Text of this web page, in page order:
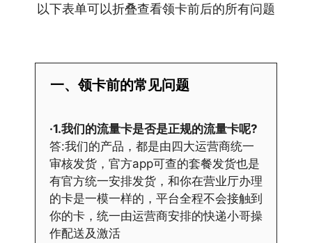
以下表单可以折叠查看领卡前后的所有问题
一、领卡前的常见问题
·1.我们的流量卡是否是正规的流量卡呢?
答:我们的产品，都是由四大运营商统一
审核发货，官方app可查的套餐发货也是
有官方统一安排发货，和你在营业厅办理
的卡是一模一样的，平台全程不会接触到
你的卡，统一由运营商安排的快递小哥操
作配送及激活